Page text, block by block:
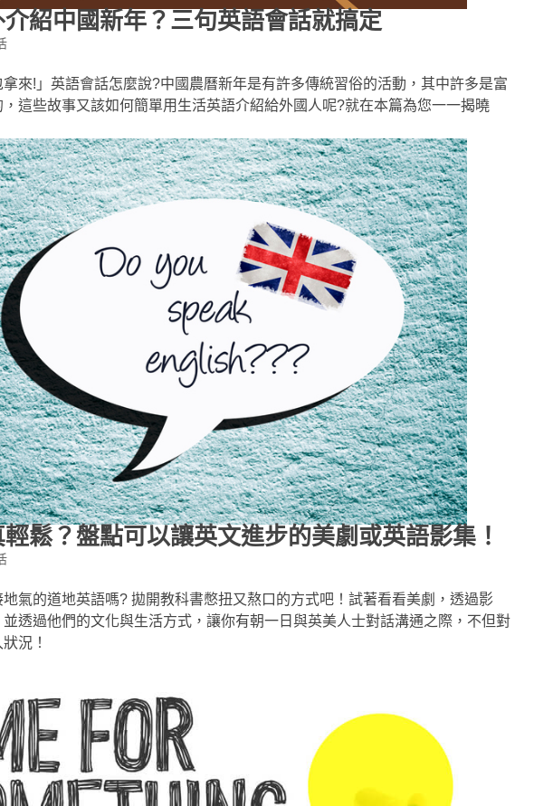
紹中國新年？三句英語會話就搞定
拿來!」英語會話怎麼說?中國農曆新年是有許多傳統習俗的活動，其中許多是富
這些故事又該如何簡單用生活英語介紹給外國人呢?就在本篇為您一一揭曉
鬆？盤點可以讓英文進步的美劇或英語影集！
氣的道地英語嗎? 拋開教科書憋扭又熬口的方式吧！試著看看美劇，透過影
透過他們的文化與生活方式，讓你有朝一日與英美人士對話溝通之際，不但對
況！